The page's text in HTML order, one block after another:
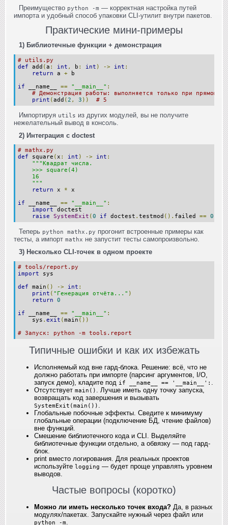
Преимущество python -m — корректная настройка путей
импорта и удобный способ упаковки CLI-утилит внутри пакетов.
Практические мини-примеры
1) Библиотечные функции + демонстрация
# utils.py
def add (a : int , b : int ) -> int :
return a + b
if __name__ == "__main__" :
# Демонстрация работы: выполняется только при прямом
print (add (2 , 3 )) # 5
Импортируя utils из других модулей, вы не получите
нежелательный вывод в консоль.
2) Интеграция с doctest
# mathx.py
def square ( x : int ) -> int :
"""Квадрат числа.
>>> square(4)
16
"""
return x * x
if __name__ == "__main__" :
import doctest
raise
SystemExit ( 0 if doctest . testmod (). failed == 0
Теперь python mathx.py прогонит встроенные примеры как
тесты, а импорт mathx не запустит тесты самопроизвольно.
3) Несколько CLI-точек в одном проекте
# tools/report.py
import sys
def main () -> int :
print ( "Генерация отчёта..." )
return
0
if __name__ == "__main__" :
sys . exit ( main ())
# Запуск: python -m tools.report
Типичные ошибки и как их избежать
Исполняемый код вне гард-блока. Решение: всё, что не
должно работать при импорте (парсинг аргументов, I/O,
запуск демо), кладите под if __name__ == '__main__':
Отсутствует main()
. Лучше иметь одну точку запуска,
возвращать код завершения и вызывать
SystemExit(main())
Глобальные побочные эффекты. Сведите к минимуму
глобальные операции (подключение БД, чтение файлов)
вне функций.
Смешение библиотечного кода и CLI. Выделяйте
библиотечные функции отдельно, а обвязку — под гард-
блок.
print вместо логирования. Для реальных проектов
используйте logging — будет проще управлять уровнем
выводов.
Частые вопросы (коротко)
Можно ли иметь несколько точек входа? Да, в разных
модулях/пакетах. Запускайте нужный через файл или
python -m